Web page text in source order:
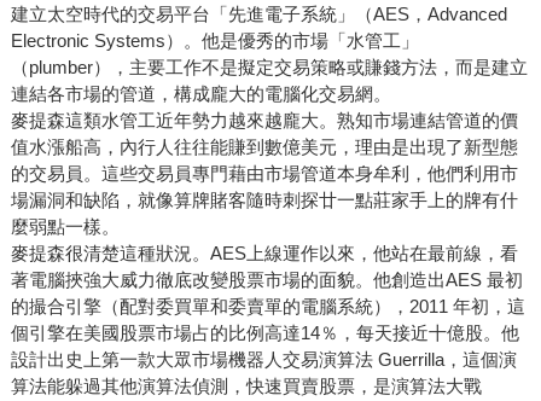
建立太空時代的交易平台「先進電子系統」（AES，Advanced
Electronic Systems）。他是優秀的市場「水管工」
（plumber），主要工作不是擬定交易策略或賺錢方法，而是建立
連結各市場的管道，構成龐大的電腦化交易網。
麥提森這類水管工近年勢力越來越龐大。熟知市場連結管道的價
值水漲船高，內行人往往能賺到數億美元，理由是出現了新型態
的交易員。這些交易員專門藉由市場管道本身牟利，他們利用市
場漏洞和缺陷，就像算牌賭客隨時刺探廿一點莊家手上的牌有什
麼弱點一樣。
麥提森很清楚這種狀況。AES上線運作以來，他站在最前線，看
著電腦挾強大威力徹底改變股票市場的面貌。他創造出AES 最初
的撮合引擎（配對委買單和委賣單的電腦系統），2011 年初，這
個引擎在美國股票市場占的比例高達14％，每天接近十億股。他
設計出史上第一款大眾市場機器人交易演算法 Guerrilla，這個演
算法能躲過其他演算法偵測，快速買賣股票，是演算法大戰